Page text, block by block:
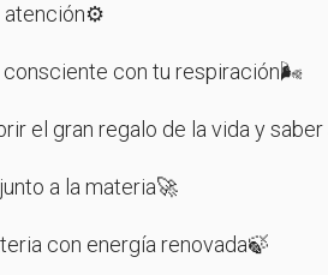
atención⚙️
con tu respiración🌬️
el gran regalo de la vida y
a la materia🚀
con energía renovada🍃